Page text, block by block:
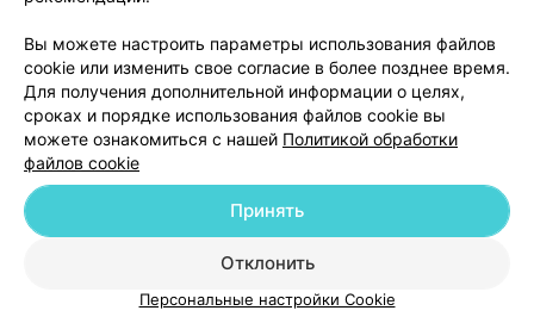
Обработка персональных данных
© 2026 ООО «Артокс Лаб», УНП 191700409
| 220012, Республика Беларусь,
Служба поддержки +375 291212755
Вы можете настроить параметры использования файлов
cookie или изменить свое согласие в более позднее время.
Для получения дополнительной информации о целях,
сроках и порядке использования файлов cookie вы
можете ознакомиться с нашей Политикой обработки
файлов cookie
Отклонить
Принять
Персональные настройки Cookie